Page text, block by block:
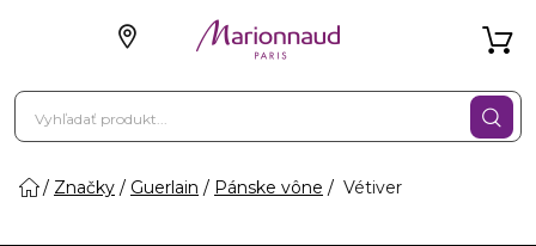
Značky Guerlain Pánske vône Vétiver